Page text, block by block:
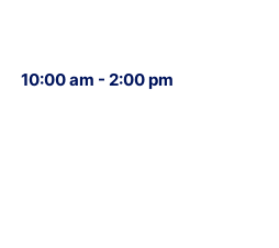
10:00 am - 2:00 pm